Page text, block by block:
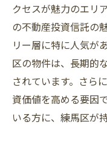
クセスが魅力のエリ
の不動産投資信託の
リー層に特に人気が
区の物件は、長期的
されています。さら
資価値を高める要因
いる方に、練馬区が